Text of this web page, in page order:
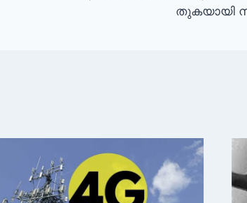
തുകയായി